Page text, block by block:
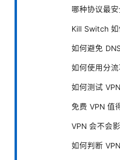
哪种协议最安
Kill Switch 如
如何避免
如何使用分流
如何测试
免费 VPN 值
VPN 会不会
如何判断